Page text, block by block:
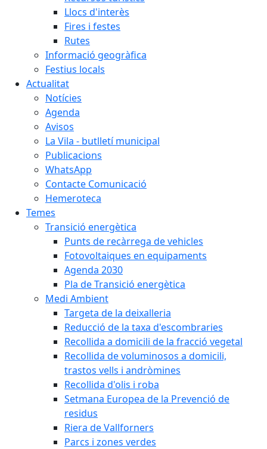
Llocs d'interès
Fires i festes
Rutes
Informació geogràfica
Festius locals
Actualitat
Notícies
Agenda
Avisos
La Vila - butlletí municipal
Publicacions
WhatsApp
Contacte Comunicació
Hemeroteca
Temes
Transició energètica
Punts de recàrrega de vehicles
Fotovoltaiques en equipaments
Agenda 2030
Pla de Transició energètica
Medi Ambient
Targeta de la deixalleria
Reducció de la taxa d'escombraries
Recollida a domicili de la fracció vegetal
Recollida de voluminosos a domicili,
trastos vells i andròmines
Recollida d'olis i roba
Setmana Europea de la Prevenció de
residus
Riera de Vallforners
Parcs i zones verdes